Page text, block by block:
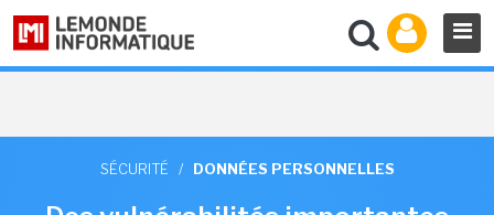
SÉCURITÉ / DONNÉES PERSONNELLES